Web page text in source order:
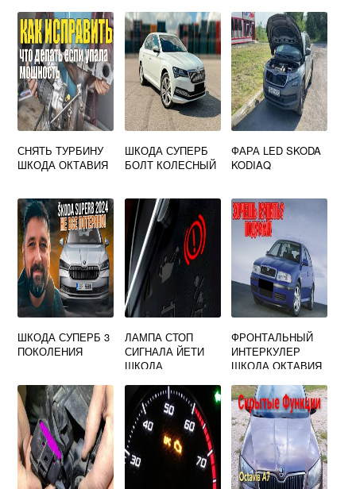
СНЯТЬ ТУРБИНУ
ШКОДА ОКТАВИЯ
ШКОДА СУПЕРБ
БОЛТ КОЛЕСНЫЙ
ФАРА LED SKODA
KODIAQ
ШКОДА СУПЕРБ 3
ПОКОЛЕНИЯ
ЛАМПА СТОП
СИГНАЛА ЙЕТИ
ШКОДА
ФРОНТАЛЬНЫЙ
ИНТЕРКУЛЕР
ШКОДА ОКТАВИЯ